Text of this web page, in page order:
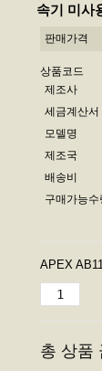
속기 미사
판매가격
상품코드
제조사
세금계산서
모델명
제조국
배송비
구매가능수
APEX
총 상품